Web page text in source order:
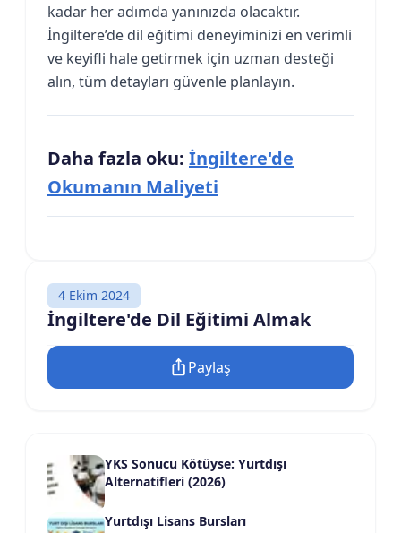
kadar her adımda yanınızda olacaktır.
İngiltere’de dil eğitimi deneyiminizi en verimli
ve keyifli hale getirmek için uzman desteği
alın, tüm detayları güvenle planlayın.
Daha fazla oku: İngiltere'de
Okumanın Maliyeti
4 Ekim 2024
İngiltere'de Dil Eğitimi Almak
Paylaş
YKS Sonucu Kötüyse: Yurtdışı
Alternatifleri (2026)
Yurtdışı Lisans Bursları